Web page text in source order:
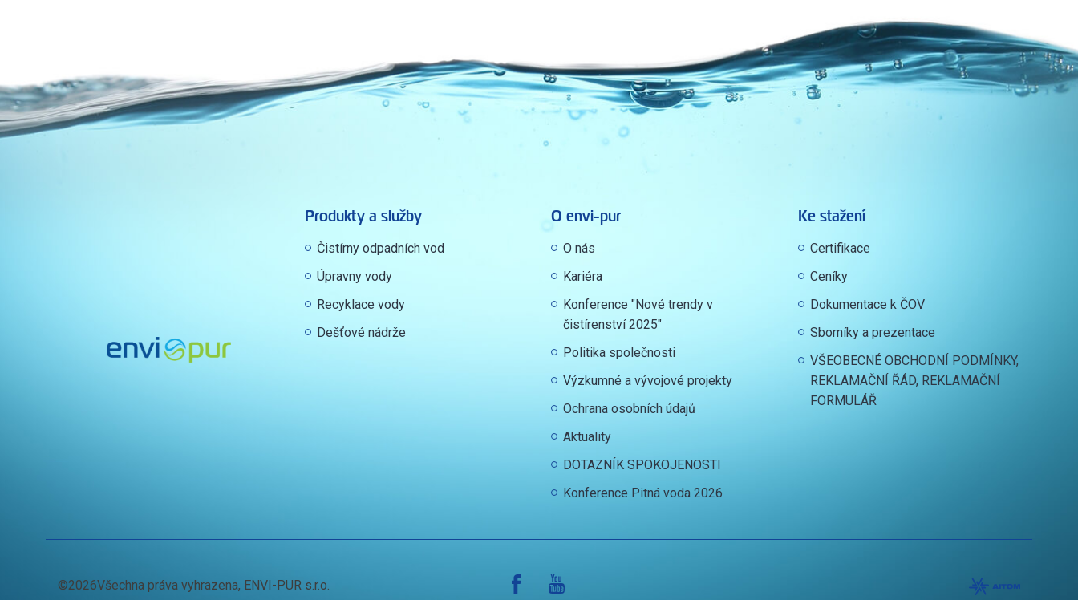
Produkty a služby
Čistírny odpadních vod
Úpravny vody
Recyklace vody
Dešťové nádrže
O envi-pur
O nás
Kariéra
Konference "Nové trendy v
čistírenství 2025"
Politika společnosti
Výzkumné a vývojové projekty
Ochrana osobních údajů
Aktuality
DOTAZNÍK SPOKOJENOSTI
Konference Pitná voda 2026
Ke stažení
Certifikace
Ceníky
Dokumentace k ČOV
Sborníky a prezentace
VŠEOBECNÉ OBCHODNÍ PODMÍNKY,
REKLAMAČNÍ ŘÁD, REKLAMAČNÍ
FORMULÁŘ
©2026Všechna práva vyhrazena, ENVI-PUR s.r.o.